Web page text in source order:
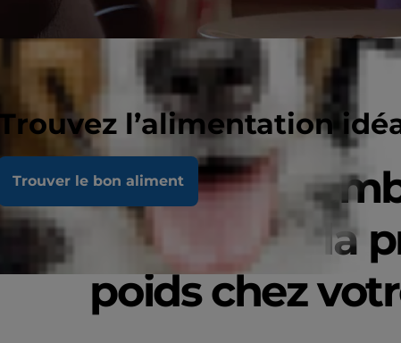
Trouvez l’alimentation
Trouver le bon aliment
À quoi
réellement la
poids chez